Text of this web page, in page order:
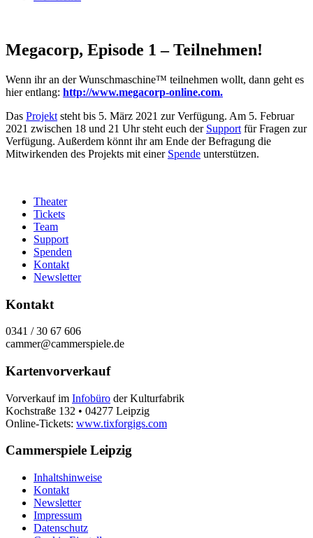
Megacorp, Episode 1 – Teilnehmen!
Wenn ihr an der Wunschmaschine™ teilnehmen wollt, dann geht es
hier entlang: http://www.megacorp-online.com.
Das Projekt steht bis 5. März 2021 zur Verfügung. Am 5. Februar
2021 zwischen 18 und 21 Uhr steht euch der Support für Fragen zur
Verfügung. Außerdem könnt ihr am Ende der Befragung die
Mitwirkenden des Projekts mit einer Spende unterstützen.
Theater
Tickets
Team
Support
Spenden
Kontakt
Newsletter
Kontakt
0341 / 30 67 606
cammer@cammerspiele.de
Kartenvorverkauf
Vorverkauf im Infobüro der Kulturfabrik
Kochstraße 132 • 04277 Leipzig
Online-Tickets: www.tixforgigs.com
Cammerspiele Leipzig
Inhaltshinweise
Kontakt
Newsletter
Impressum
Datenschutz